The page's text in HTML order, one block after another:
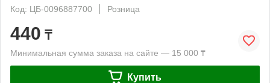
Код: ЦБ-0096887700
Розница
440 ₸
Минимальная сумма заказа на сайте — 15 000 ₸
Купить